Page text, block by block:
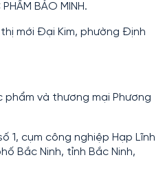
BẢO MINH.
mới Đại Kim, phường Định
và thương mại Phương
1, cụm công nghiệp Hạp Lĩnh
Bắc Ninh, tỉnh Bắc Ninh,